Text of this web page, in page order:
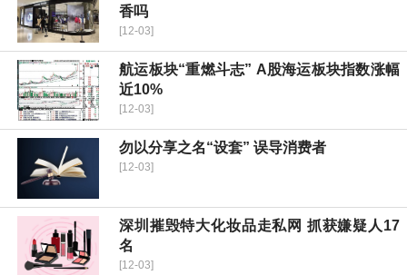
香吗
[12-03]
航运板块“重燃斗志” A股海运板块指数涨幅
近10%
[12-03]
勿以分享之名“设套” 误导消费者
[12-03]
深圳摧毁特大化妆品走私网 抓获嫌疑人17
名
[12-03]